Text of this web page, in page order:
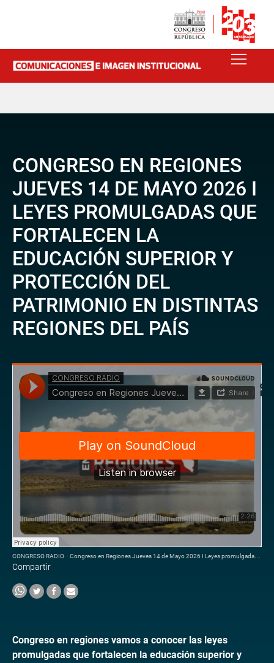
CONGRESO EN REGIONES
JUEVES 14 DE MAYO 2026 I
LEYES PROMULGADAS QUE
FORTALECEN LA
EDUCACIÓN SUPERIOR Y
PROTECCIÓN DEL
PATRIMONIO EN DISTINTAS
REGIONES DEL PAÍS
CONGRESO RADIO · Congreso en Regiones Jueves 14 de Mayo 2026 I Leyes promulgadas que fortalecen la educación superior
Compartir
Congreso en regiones vamos a conocer las leyes
promulgadas que fortalecen la educación superior y